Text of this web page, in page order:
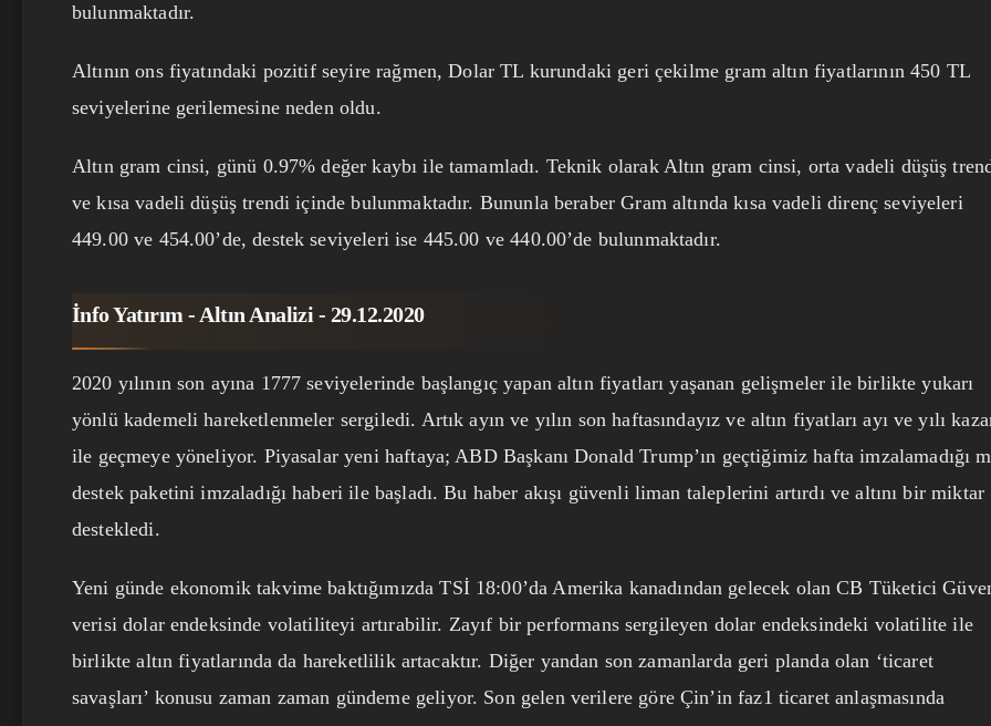
bulunmaktadır.
Altının ons fiyatındaki pozitif seyire rağmen, Dolar TL kurundaki geri çekilme gram altın fiyatlarının 450 TL
seviyelerine gerilemesine neden oldu.
Altın gram cinsi, günü 0.97% değer kaybı ile tamamladı. Teknik olarak Altın gram cinsi, orta vadeli düşüş
ve kısa vadeli düşüş trendi içinde bulunmaktadır. Bununla beraber Gram altında kısa vadeli direnç seviyeleri
449.00 ve 454.00’de, destek seviyeleri ise 445.00 ve 440.00’de bulunmaktadır.
İnfo Yatırım - Altın Analizi - 29.12.2020
2020 yılının son ayına 1777 seviyelerinde başlangıç yapan altın fiyatları yaşanan gelişmeler ile birlikte yukarı
yönlü kademeli hareketlenmeler sergiledi. Artık ayın ve yılın son haftasındayız ve altın fiyatları ayı ve yılı
ile geçmeye yöneliyor. Piyasalar yeni haftaya; ABD Başkanı Donald Trump’ın geçtiğimiz hafta imzalamadığı
destek paketini imzaladığı haberi ile başladı. Bu haber akışı güvenli liman taleplerini artırdı ve altını bir miktar
destekledi.
Yeni günde ekonomik takvime baktığımızda TSİ 18:00’da Amerika kanadından gelecek olan CB Tüketici
verisi dolar endeksinde volatiliteyi artırabilir. Zayıf bir performans sergileyen dolar endeksindeki volatilite ile
birlikte altın fiyatlarında da hareketlilik artacaktır. Diğer yandan son zamanlarda geri planda olan ‘ticaret
savaşları’ konusu zaman zaman gündeme geliyor. Son gelen verilere göre Çin’in faz1 ticaret anlaşmasında